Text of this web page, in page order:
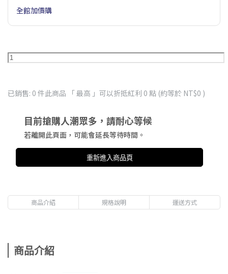
全館加價購
已銷售: 0 件此商品 「 最高 」可以折抵紅利 0 點 (約等於 NT$0 )
目前搶購人潮眾多，請耐心等候
若離開此頁面，可能會延長等待時間。
重新進入商品頁
商品介紹 規格說明 運送方式
商品介紹